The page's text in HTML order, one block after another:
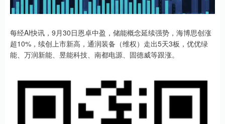
每经AI快讯，9月30日恩卓中盈，储能概念延续强势，海博思创涨
超10%，续创上市新高，通润装备（维权）走出5天3板，优优绿
能、万润新能、昱能科技、南都电源、固德威等跟涨。